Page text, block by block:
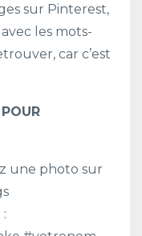
sur Pinterest,
les mots-
car c’est
une photo sur